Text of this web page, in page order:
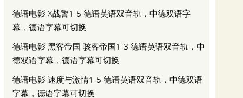
德语电影 X战警1-5 德语英语双音轨，中德双语字
幕，德语字幕可切换
德语电影 黑客帝国 骇客帝国1-3 德语英语双音轨，中
德双语字幕，德语字幕可切换
德语电影 速度与激情1-5 德语英语双音轨，中德双语
字幕，德语字幕可切换